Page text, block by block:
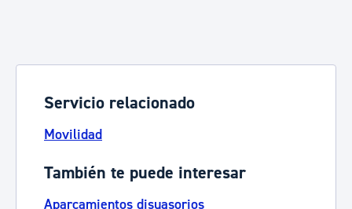
Servicio relacionado
Movilidad
También te puede interesar
Aparcamientos disuasorios